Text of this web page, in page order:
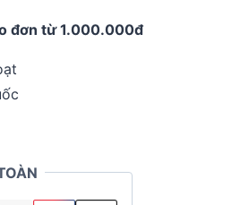
đơn từ 1.000.000đ